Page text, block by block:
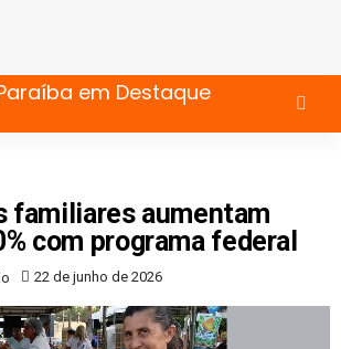
familiares aumentam
com programa federal
22 de junho de 2026